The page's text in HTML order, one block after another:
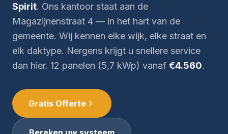
Spirit. Ons kantoor staat aan de
Magazijnenstraat 4 — in het hart van de
gemeente. Wij kennen elke wijk, elke straat en
elk daktype. Nergens krijgt u snellere service
dan hier. 12 panelen (5,7 kWp) vanaf €4.560.
Gratis Offerte